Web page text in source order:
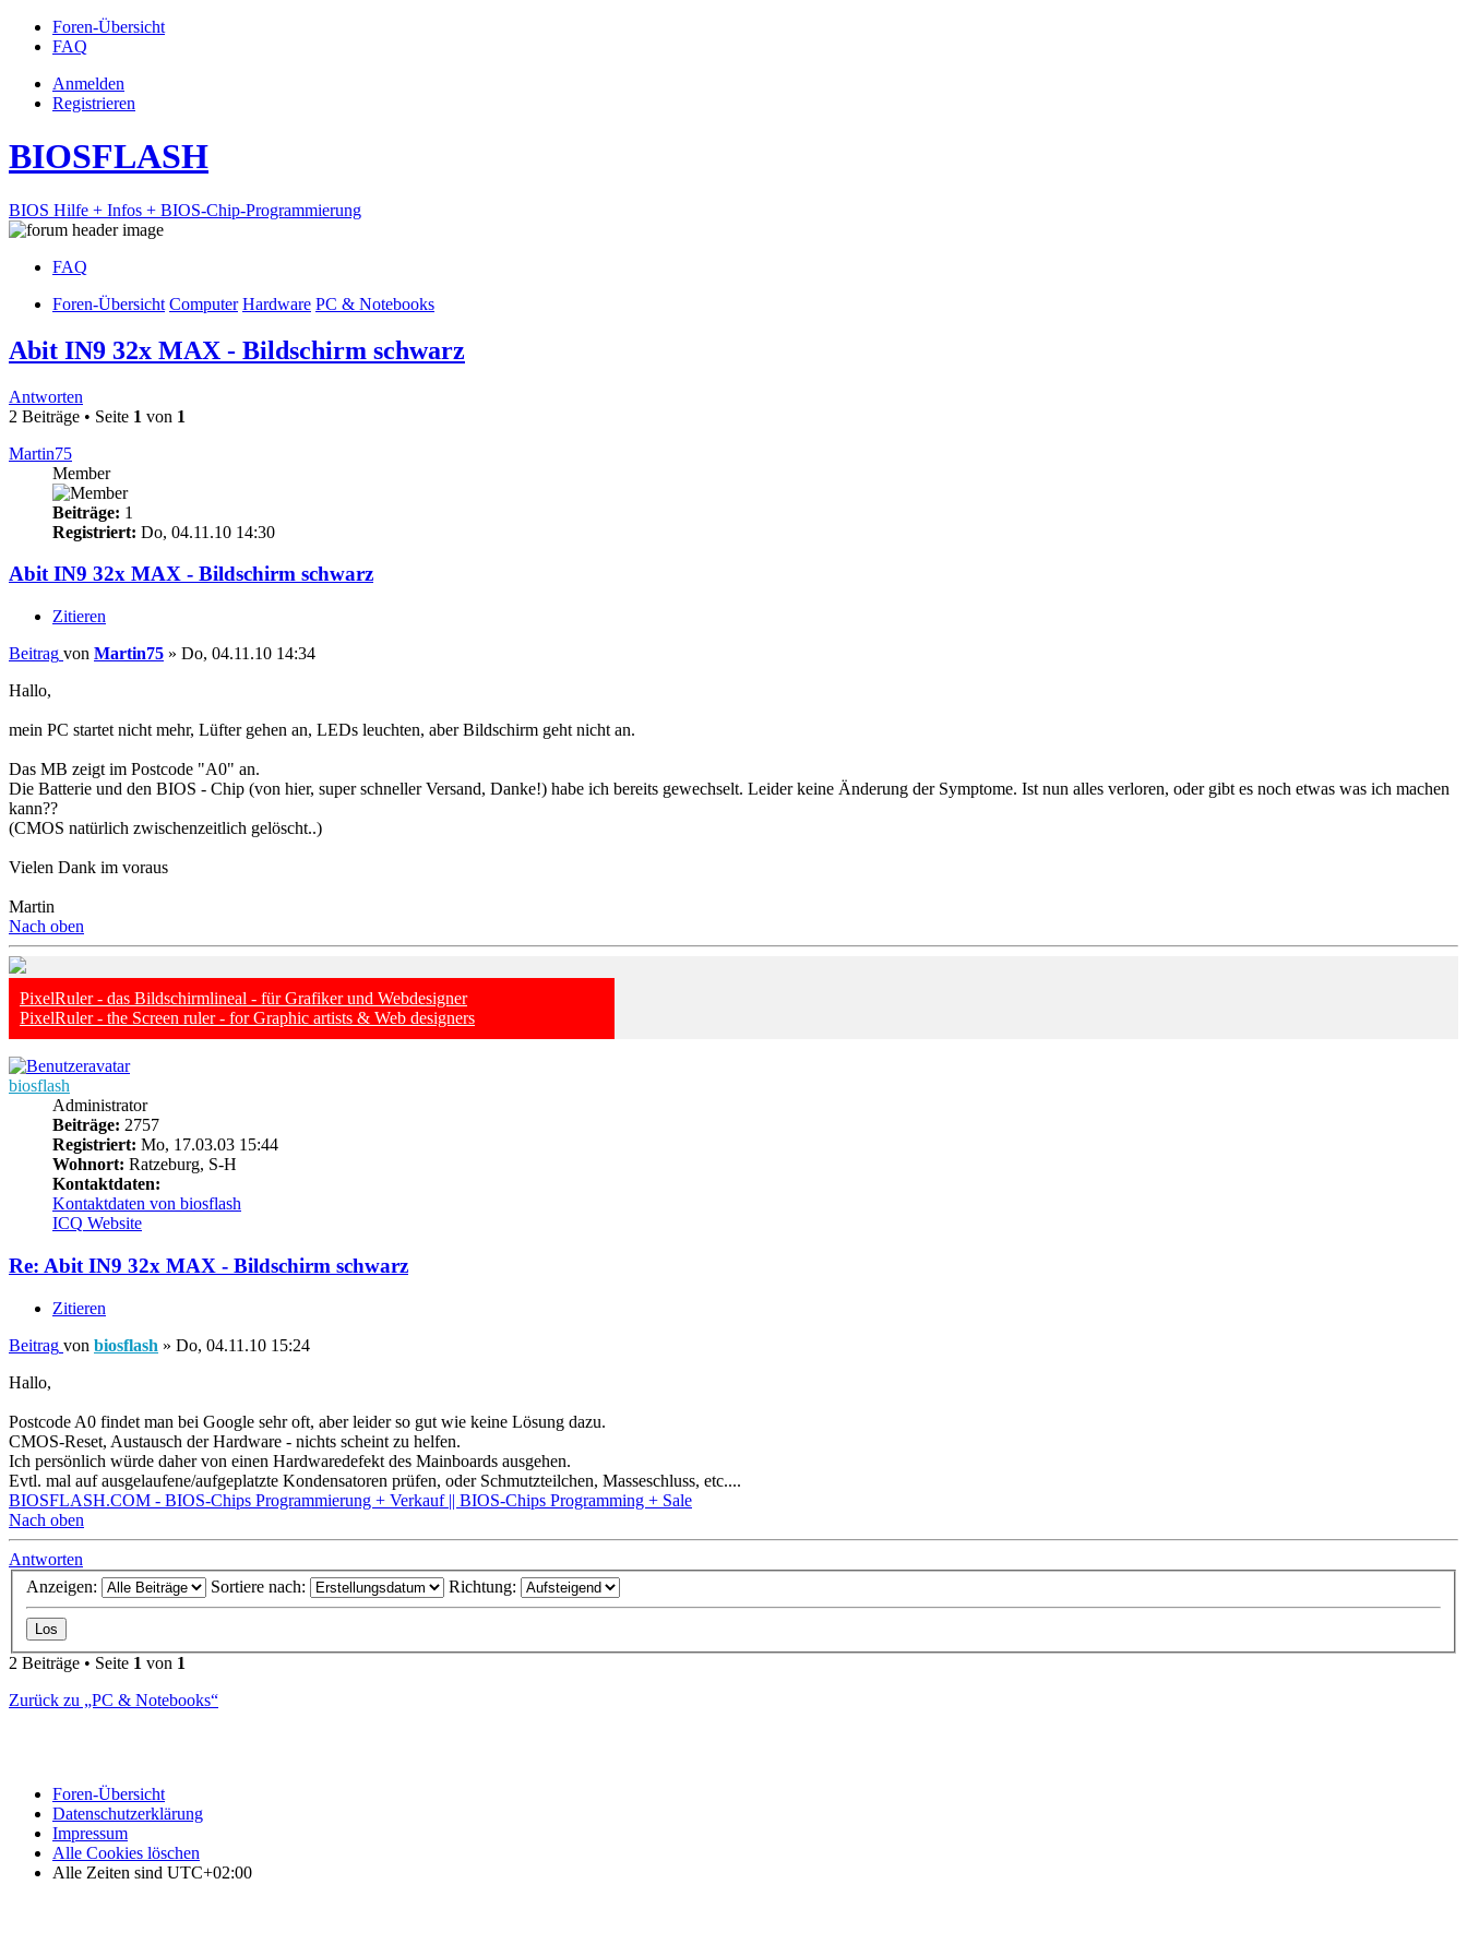
Foren-Übersicht
FAQ
Anmelden
Registrieren
BIOSFLASH
BIOS Hilfe + Infos + BIOS-Chip-Programmierung
FAQ
Foren-Übersicht Computer Hardware PC & Notebooks
Abit IN9 32x MAX - Bildschirm schwarz
Antworten
2 Beiträge • Seite 1 von 1
Martin75
Member
Beiträge: 1
Registriert: Do, 04.11.10 14:30
Abit IN9 32x MAX - Bildschirm schwarz
Zitieren
Beitrag von Martin75 » Do, 04.11.10 14:34
Hallo,
mein PC startet nicht mehr, Lüfter gehen an, LEDs leuchten, aber Bildschirm geht nicht an.
Das MB zeigt im Postcode "A0" an.
Die Batterie und den BIOS - Chip (von hier, super schneller Versand, Danke!) habe ich bereits gewechselt. Leider keine Änderung der Symptome. Ist nun alles verloren, oder gibt es noch etwas was ich machen
kann??
(CMOS natürlich zwischenzeitlich gelöscht..)
Vielen Dank im voraus
Martin
Nach oben
PixelRuler - das Bildschirmlineal - für Grafiker und Webdesigner
PixelRuler - the Screen ruler - for Graphic artists & Web designers
biosflash
Administrator
Beiträge: 2757
Registriert: Mo, 17.03.03 15:44
Wohnort: Ratzeburg, S-H
Kontaktdaten:
Kontaktdaten von biosflash
ICQ Website
Re: Abit IN9 32x MAX - Bildschirm schwarz
Zitieren
Beitrag von biosflash » Do, 04.11.10 15:24
Hallo,
Postcode A0 findet man bei Google sehr oft, aber leider so gut wie keine Lösung dazu.
CMOS-Reset, Austausch der Hardware - nichts scheint zu helfen.
Ich persönlich würde daher von einen Hardwaredefekt des Mainboards ausgehen.
Evtl. mal auf ausgelaufene/aufgeplatzte Kondensatoren prüfen, oder Schmutzteilchen, Masseschluss, etc....
BIOSFLASH.COM - BIOS-Chips Programmierung + Verkauf || BIOS-Chips Programming + Sale
Nach oben
Antworten
Anzeigen:
Sortiere nach: Richtung:
2 Beiträge • Seite 1 von 1
Zurück zu „PC & Notebooks“
Foren-Übersicht
Datenschutzerklärung
Impressum
Alle Cookies löschen
Alle Zeiten sind UTC+02:00